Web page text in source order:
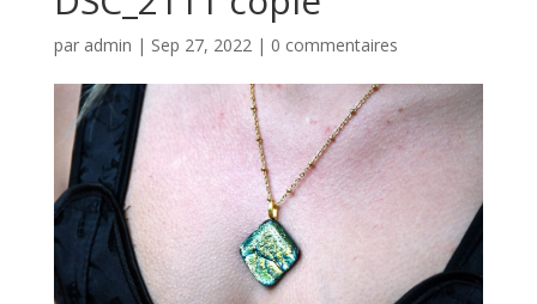
par admin | Sep 27, 2022| 0 commentaires